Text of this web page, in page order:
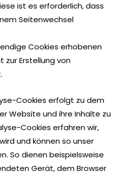
ist es erforderlich, dass
Seitenwechsel
Cookies erhobenen
zur Erstellung von
Cookies erfolgt zu dem
Website und ihre Inhalte zu
Cookies erfahren wir,
und können so unser
So dienen beispielsweise
Gerät, dem Browser